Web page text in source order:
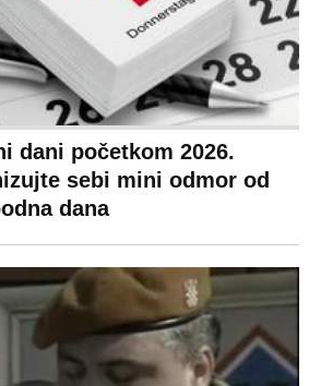
PRIČE
Srpkinje i Albanca
Popljuvali ih samo
srpsko izdala"